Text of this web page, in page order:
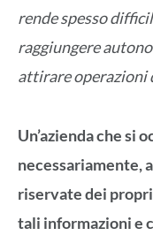
rende spesso
raggiungere
attirare operazioni
Un’azienda che si
necessariamente,
riservate dei
tali informazioni e